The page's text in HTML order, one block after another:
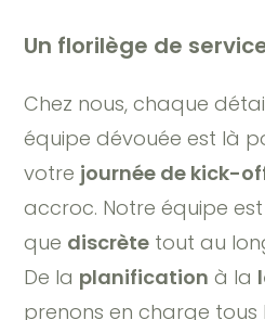
Un florilège de
Chez nous, chaque
équipe dévouée est là
votre journée de kick-
accroc. Notre équipe
que discrète tout au
De la planification à la
prenons en charge